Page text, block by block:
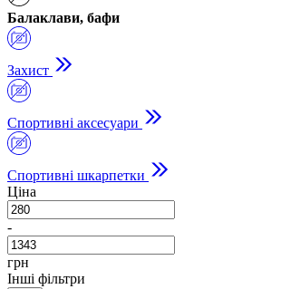
Балаклави, бафи
Захист
Спортивні аксесуари
Спортивні шкарпетки
Ціна
-
грн
Інші фільтри